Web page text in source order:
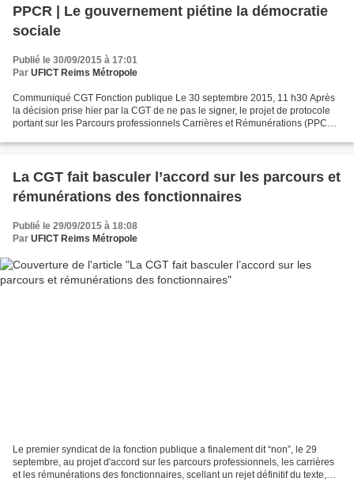
PPCR | Le gouvernement piétine la démocratie
sociale
Publié le 30/09/2015 à 17:01
Par UFICT Reims Métropole
Communiqué CGT Fonction publique Le 30 septembre 2015, 11 h30 Après
la décision prise hier par la CGT de ne pas le signer, le projet de protocole
portant sur les Parcours professionnels Carrières et Rémunérations (PPCR)
La CGT fait basculer l’accord sur les parcours et
rémunérations des fonctionnaires
Publié le 29/09/2015 à 18:08
Par UFICT Reims Métropole
Le premier syndicat de la fonction publique a finalement dit “non”, le 29
septembre, au projet d'accord sur les parcours professionnels, les carrières
et les rémunérations des fonctionnaires, scellant un rejet définitif du texte,